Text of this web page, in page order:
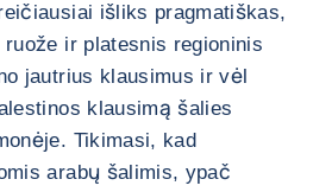
išliks pragmatiškas,
ir platesnis regioninis
jautrius klausimus ir vėl
klausimą šalies
Tikimasi, kad
arabų šalimis, ypač